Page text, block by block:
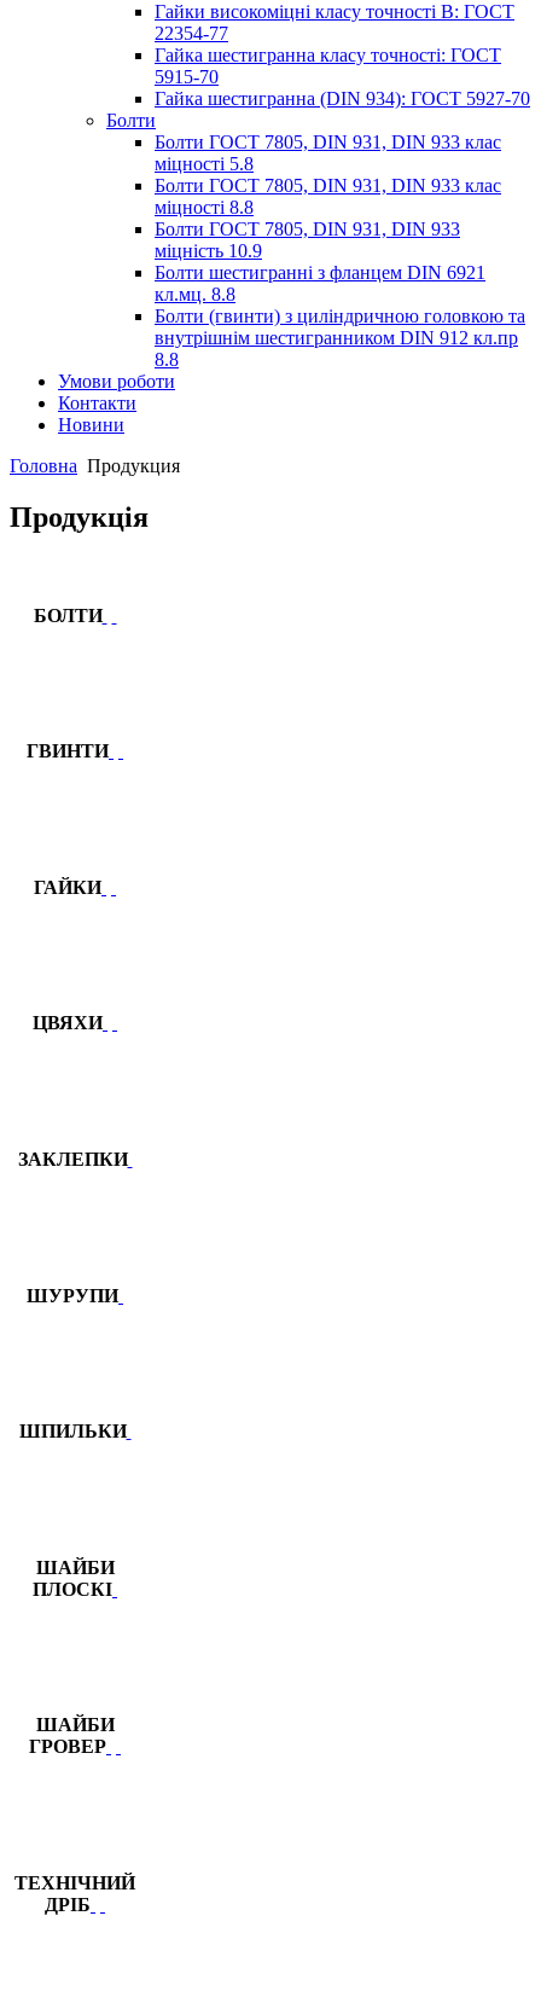
Гайки високоміцні класу точності В: ГОСТ
22354-77
Гайка шестигранна класу точності: ГОСТ
5915-70
Гайка шестигранна (DIN 934): ГОСТ 5927-70
Болти
Болти ГОСТ 7805, DIN 931, DIN 933 клас
міцності 5.8
Болти ГОСТ 7805, DIN 931, DIN 933 клас
міцності 8.8
Болти ГОСТ 7805, DIN 931, DIN 933
міцність 10.9
Болти шестигранні з фланцем DIN 6921
кл.мц. 8.8
Болти (гвинти) з циліндричною головкою та
внутрішнім шестигранником DIN 912 кл.пр
8.8
Умови роботи
Контакти
Новини
Головна Продукция
Продукція
БОЛТИ
ГВИНТИ
ГАЙКИ
ЦВЯХИ
ЗАКЛЕПКИ
ШУРУПИ
ШПИЛЬКИ
ШАЙБИ
ПЛОСКІ
ШАЙБИ
ГРОВЕР
ТЕХНІЧНИЙ
ДРІБ